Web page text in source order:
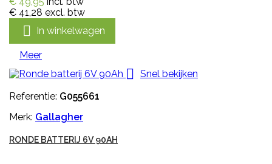
€ 41,28 excl. btw
 In winkelwagen
Meer

Snel bekijken
Referentie: G055661
Merk: Gallagher
RONDE BATTERIJ 6V 90AH